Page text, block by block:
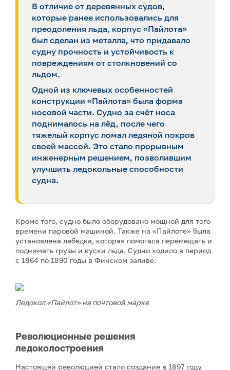
В отличие от деревянных судов,
которые ранее использовались для
преодоления льда, корпус «Пайлота»
был сделан из металла, что придавало
судну прочность и устойчивость к
повреждениям от столкновений со
льдом.
Одной из ключевых особенностей
конструкции «Пайлота» была форма
носовой части. Судно за счёт носа
поднималось на лёд, после чего
тяжелый корпус ломал ледяной покров
своей массой. Это стало прорывным
инженерным решением, позволившим
улучшить ледокольные способности
судна.
Кроме того, судно было оборудовано мощной для того
времени паровой машиной. Также на «Пайлоте» была
установлена лебедка, которая помогала перемещать и
поднимать грузы и куски льда. Судно ходило в период
с 1864 по 1890 годы в Финском заливе.
Ледокол «Пайлот» на почтовой марке
Революционные решения
ледоколостроения
Настоящей революцией стало создание в 1897 году